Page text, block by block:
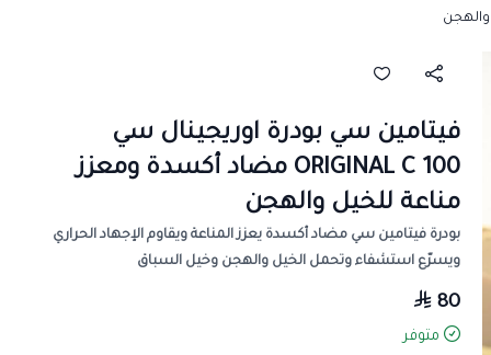
فيتامين سي بودرة اوريجينال سي
ORIGINAL C 100 مضاد أكسدة ومعزز
مناعة للخيل والهجن
بودرة فيتامين سي مضاد أكسدة يعزز المناعة ويقاوم الإجهاد الحراري
ويسرّع استشفاء وتحمل الخيل والهجن وخيل السباق
80
متوفر